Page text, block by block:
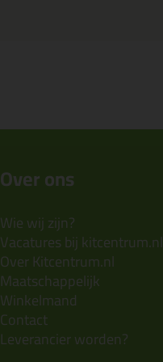
Over ons
Wie wij zijn?
Vacatures bij kitcentrum.nl
Over Kitcentrum.nl
Maatschappelijk
Winkelmand
Contact
Leverancier worden?